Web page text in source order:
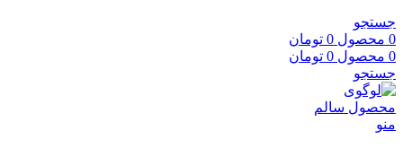
جستجو
0 محصول 0 تومان
0 محصول 0 تومان
جستجو
منو